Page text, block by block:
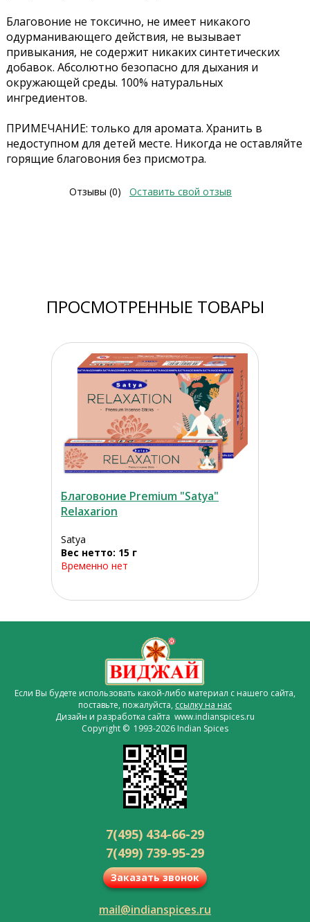
Благовоние не токсично, не имеет никакого
одурманивающего действия, не вызывает
привыкания, не содержит никаких синтетических
добавок. Абсолютно безопасно для дыхания и
окружающей среды. 100% натуральных
ингредиентов.
ПРИМЕЧАНИЕ: только для аромата. Хранить в
недоступном для детей месте. Никогда не оставляйте
горящие благовония без присмотра.
Отзывы (0) Оставить свой отзыв
ПРОСМОТРЕННЫЕ ТОВАРЫ
Благовоние Premium "Satya"
Relaxarion
Satya
Вес нетто: 15 г
Временно нет
Если Вы будете использовать какой-либо материал с нашего сайта,
поставьте, пожалуйста, ссылку на нас
Дизайн и разработка сайта www.indianspices.ru
Copyright © 1993-2026 Indian Spices
7(495) 434-66-29
7(499) 739-95-29
Заказать звонок
mail@indianspices.ru